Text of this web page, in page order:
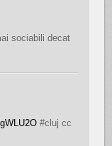
sociabili decat
#cluj cc